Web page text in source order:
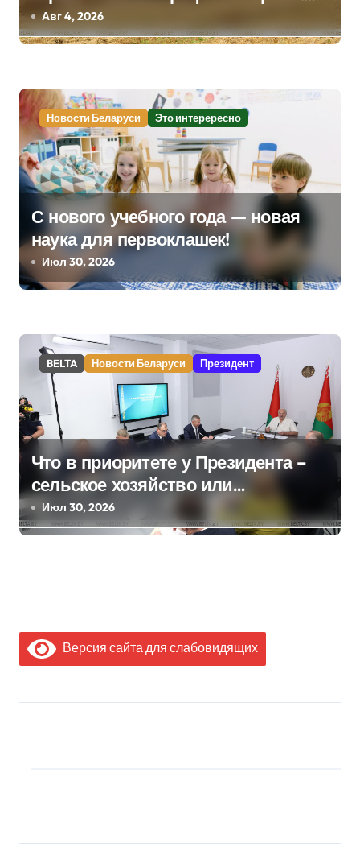
о
а
п
и
с
я
м
Лукашенко заслушал доклад главы
Минсельхозпрода
Авг 4, 2026
Новости Беларуси Это интерересно
С нового учебного года — новая
наука для первоклашек!
Июл 30, 2026
BELTA Новости Беларуси Президент
Что в приоритете у Президента –
сельское хозяйство или
промышленность? Лукашенко
расставил акценты
Июл 30, 2026
Версия сайта для слабовидящих